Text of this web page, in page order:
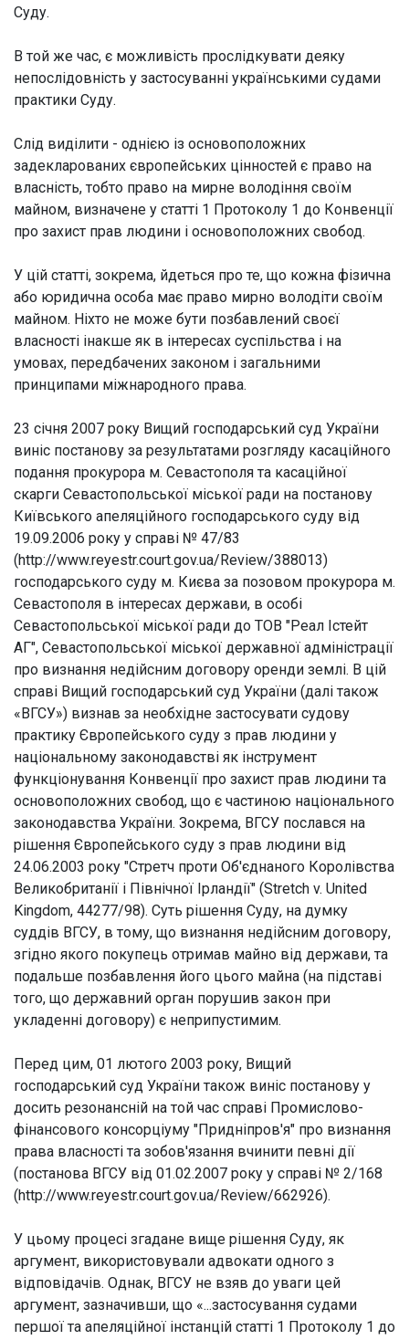
Суду.
В той же час, є можливість прослідкувати деяку
непослідовність у застосуванні українськими судами
практики Суду.
Слід виділити - однією із основоположних
задекларованих європейських цінностей є право на
власність, тобто право на мирне володіння своїм
майном, визначене у статті 1 Протоколу 1 до Конвенції
про захист прав людини і основоположних свобод.
У цій статті, зокрема, йдеться про те, що кожна фізична
або юридична особа має право мирно володіти своїм
майном. Ніхто не може бути позбавлений своєї
власності інакше як в інтересах суспільства і на
умовах, передбачених законом і загальними
принципами міжнародного права.
23 січня 2007 року Вищий господарський суд України
виніс постанову за результатами розгляду касаційного
подання прокурора м. Севастополя та касаційної
скарги Севастопольської міської ради на постанову
Київського апеляційного господарського суду від
19.09.2006 року у справі № 47/83
(http://www.reyestr.court.gov.ua/Review/388013)
господарського суду м. Києва за позовом прокурора м.
Севастополя в інтересах держави, в особі
Севастопольської міської ради до ТОВ "Реал Істейт
АГ", Севастопольської міської державної адміністрації
про визнання недійсним договору оренди землі. В цій
справі Вищий господарський суд України (далі також
«ВГСУ») визнав за необхідне застосувати судову
практику Європейського суду з прав людини у
національному законодавстві як інструмент
функціонування Конвенції про захист прав людини та
основоположних свобод, що є частиною національного
законодавства України. Зокрема, ВГСУ послався на
рішення Європейського суду з прав людини від
24.06.2003 року "Стретч проти Об'єднаного Королівства
Великобританії і Північної Ірландії" (Stretch v. United
Kingdom, 44277/98). Суть рішення Суду, на думку
суддів ВГСУ, в тому, що визнання недійсним договору,
згідно якого покупець отримав майно від держави, та
подальше позбавлення його цього майна (на підставі
того, що державний орган порушив закон при
укладенні договору) є неприпустимим.
Перед цим, 01 лютого 2003 року, Вищий
господарський суд України також виніс постанову у
досить резонансній на той час справі Промислово-
фінансового консорціуму "Придніпров'я" про визнання
права власності та зобов'язання вчинити певні дії
(постанова ВГСУ від 01.02.2007 року у справі № 2/168
(http://www.reyestr.court.gov.ua/Review/662926).
У цьому процесі згадане вище рішення Суду, як
аргумент, використовували адвокати одного з
відповідачів. Однак, ВГСУ не взяв до уваги цей
аргумент, зазначивши, що «...застосування судами
першої та апеляційної інстанцій статті 1 Протоколу 1 до